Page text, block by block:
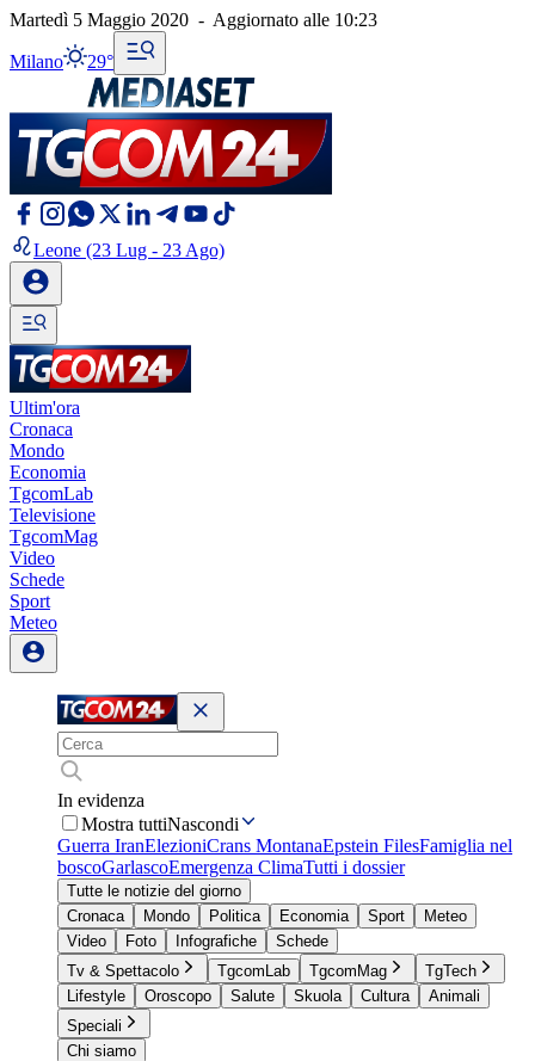
Martedì 5 Maggio 2020 - Aggiornato alle 10:23
Milano 29°
Leone (23 Lug - 23 Ago)
Ultim'ora
Cronaca
Mondo
Economia
TgcomLab
Televisione
TgcomMag
Video
Schede
Sport
Meteo
In evidenza
Mostra tuttiNascondi
Guerra IranElezioniCrans MontanaEpstein FilesFamiglia nel
boscoGarlascoEmergenza ClimaTutti i dossier
Tutte le notizie del giorno
Cronaca
Mondo Politica Economia Sport
Meteo
Video
Foto Infografiche
Schede
Tv & Spettacolo
TgcomLab TgcomMag
TgTech
Lifestyle
Oroscopo Salute Skuola Cultura
Animali
Speciali
Chi siamo